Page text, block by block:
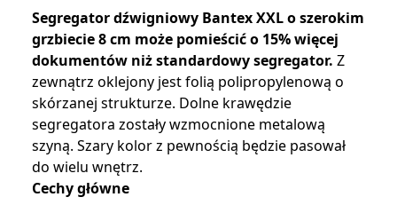
Segregatordźwigniowy Bantex XXL o szerokim
grzbiecie 8 cm może pomieścić o 15% więcej
dokumentów niż standardowy segregator. Z
zewnątrz oklejony jest folią polipropylenową o
skórzanej strukturze. Dolne krawędzie
segregatora zostały wzmocnione metalową
szyną. Szary kolor z pewnością będzie pasował
do wielu wnętrz.
Cechy główne